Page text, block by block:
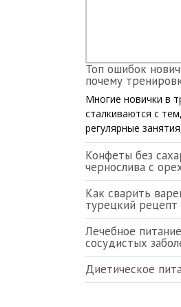
Топ ошибок
почему
Многие новички в
сталкиваются с
регулярные
Конфеты без
чернослива с
Как сварить
турецкий рецепт
Лечебное
сосудистых
Диетическое